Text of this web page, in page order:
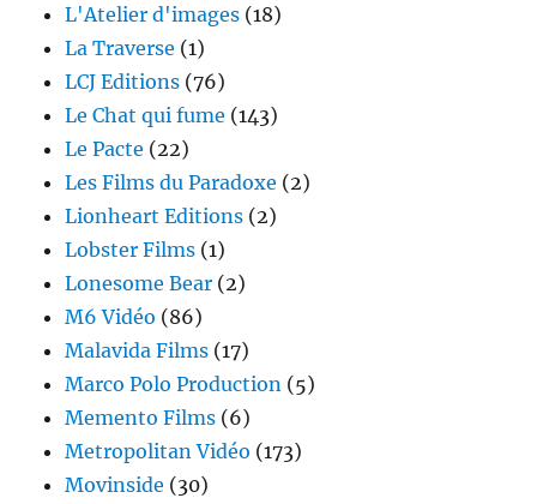
L'Atelier d'images (18)
La Traverse (1)
LCJ Editions (76)
Le Chat qui fume (143)
Le Pacte (22)
Les Films du Paradoxe (2)
Lionheart Editions (2)
Lobster Films (1)
Lonesome Bear (2)
M6 Vidéo (86)
Malavida Films (17)
Marco Polo Production (5)
Memento Films (6)
Metropolitan Vidéo (173)
Movinside (30)